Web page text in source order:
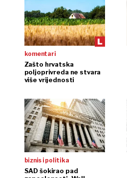
komentari
Zašto hrvatska
poljoprivreda ne stvara
više vrijednosti
biznis i politika
SAD šokirao pad